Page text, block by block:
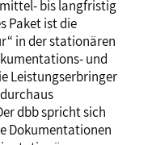
bis langfristig
Paket ist die
in der stationären
und
Leistungserbringer
dbb spricht sich
Dokumentationen